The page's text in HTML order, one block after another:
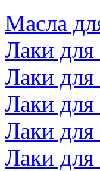
Масла
Лаки для
Лаки для
Лаки
Лаки
Лаки для